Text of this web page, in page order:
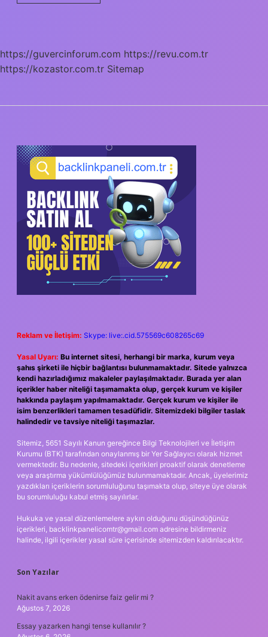
Köftesi
https://guvercinforum.com https://revu.com.tr
https://kozastor.com.tr Sitemap
SIDEBAR
Reklam ve İletişim: Skype: live:.cid.575569c608265c69
Yasal Uyarı: Bu internet sitesi, herhangi bir marka, kurum veya
şahıs şirketi ile hiçbir bağlantısı bulunmamaktadır. Sitede yalnızca
kendi hazırladığımız makaleler paylaşılmaktadır. Burada yer alan
içerikler haber niteliği taşımamakta olup, gerçek kurum ve kişiler
hakkında paylaşım yapılmamaktadır. Gerçek kurum ve kişiler ile
isim benzerlikleri tamamen tesadüfidir. Sitemizdeki bilgiler taslak
halindedir ve tavsiye niteliği taşımazlar.
Sitemiz, 5651 Sayılı Kanun gereğince Bilgi Teknolojileri ve İletişim
Kurumu (BTK) tarafından onaylanmış bir Yer Sağlayıcı olarak hizmet
vermektedir. Bu nedenle, sitedeki içerikleri proaktif olarak denetleme
veya araştırma yükümlülüğümüz bulunmamaktadır. Ancak, üyelerimiz
yazdıkları içeriklerin sorumluluğunu taşımakta olup, siteye üye olarak
bu sorumluluğu kabul etmiş sayılırlar.
Hukuka ve yasal düzenlemelere aykırı olduğunu düşündüğünüz
içerikleri, backlinkpanelicomtr@gmail.com adresine bildirmeniz
halinde, ilgili içerikler yasal süre içerisinde sitemizden kaldırılacaktır.
Son Yazılar
Nakit avans erken ödenirse faiz gelir mi ?
Ağustos 7, 2026
Essay yazarken hangi tense kullanılır ?